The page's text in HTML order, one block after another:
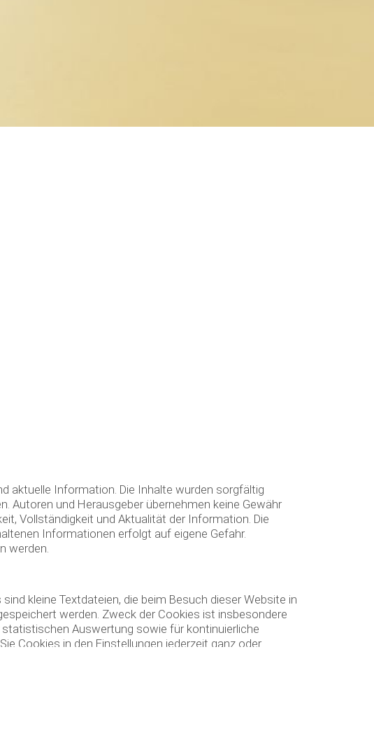
aktuelle Information. Die Inhalte wurden sorgfältig
Autoren und Herausgeber übernehmen keine Gewähr
Vollständigkeit und Aktualität der Information. Die
Informationen erfolgt auf eigene Gefahr.
werden.
kleine Textdateien, die beim Besuch dieser Website in
werden. Zweck der Cookies ist insbesondere
Auswertung sowie für kontinuierliche
Cookies in den Einstellungen jederzeit ganz oder